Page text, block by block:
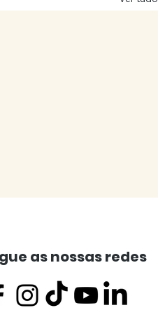
as nossas redes